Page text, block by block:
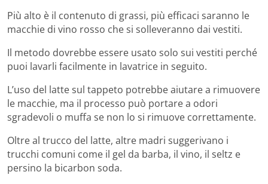
Più alto è il contenuto di grassi, più efficaci saranno le
macchie di vino rosso che si solleveranno dai vestiti.
Il metodo dovrebbe essere usato solo sui vestiti perché
puoi lavarli facilmente in lavatrice in seguito.
L’uso del latte sul tappeto potrebbe aiutare a rimuovere
le macchie, ma il processo può portare a odori
sgradevoli o muffa se non lo si rimuove correttamente.
Oltre al trucco del latte, altre madri suggerivano i
trucchi comuni come il gel da barba, il vino, il seltz e
persino la bicarbon soda.